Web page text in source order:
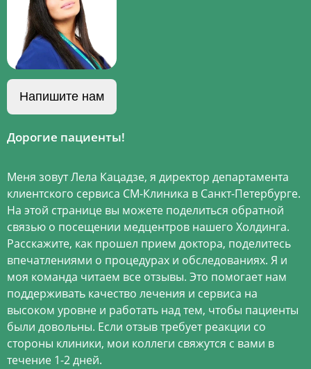
Напишите нам
Дорогие пациенты!
Меня зовут Лела Кацадзе, я директор департамента
клиентского сервиса СМ-Клиника в Санкт-Петербурге.
На этой странице вы можете поделиться обратной
связью о посещении медцентров нашего Холдинга.
Расскажите, как прошел прием доктора, поделитесь
впечатлениями о процедурах и обследованиях. Я и
моя команда читаем все отзывы. Это помогает нам
поддерживать качество лечения и сервиса на
высоком уровне и работать над тем, чтобы пациенты
были довольны. Если отзыв требует реакции со
стороны клиники, мои коллеги свяжутся с вами в
течение 1-2 дней.